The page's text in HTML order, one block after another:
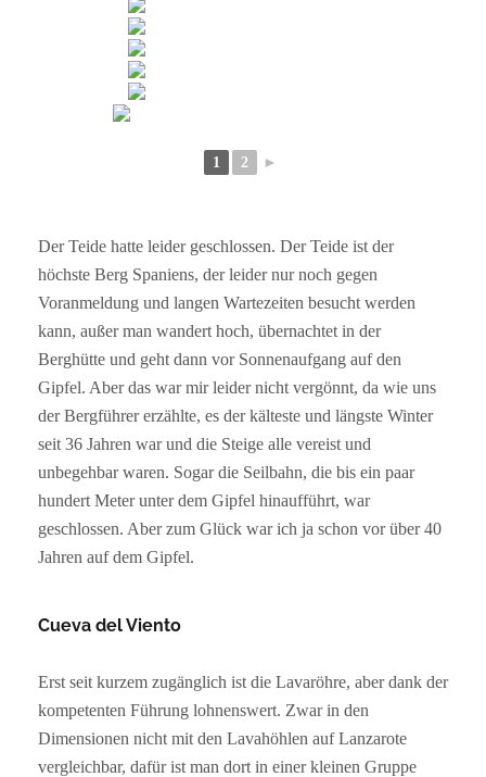
1 2 ►
Der Teide hatte leider geschlossen. Der Teide ist der
höchste Berg Spaniens, der leider nur noch gegen
Voranmeldung und langen Wartezeiten besucht werden
kann, außer man wandert hoch, übernachtet in der
Berghütte und geht dann vor Sonnenaufgang auf den
Gipfel. Aber das war mir leider nicht vergönnt, da wie uns
der Bergführer erzählte, es der kälteste und längste Winter
seit 36 Jahren war und die Steige alle vereist und
unbegehbar waren. Sogar die Seilbahn, die bis ein paar
hundert Meter unter dem Gipfel hinaufführt, war
geschlossen. Aber zum Glück war ich ja schon vor über 40
Jahren auf dem Gipfel.
Cueva del Viento
Erst seit kurzem zugänglich ist die Lavaröhre, aber dank der
kompetenten Führung lohnenswert. Zwar in den
Dimensionen nicht mit den Lavahöhlen auf Lanzarote
vergleichbar, dafür ist man dort in einer kleinen Gruppe